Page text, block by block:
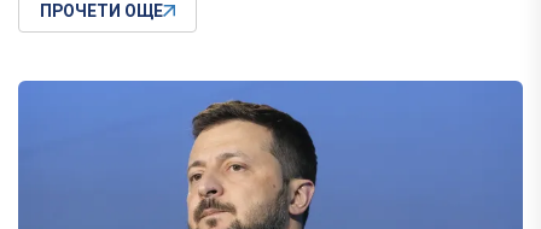
ПРОЧЕТИ ОЩЕ